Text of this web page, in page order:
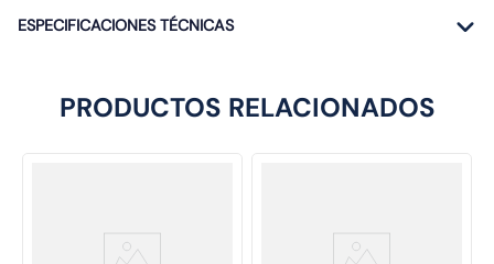
ESPECIFICACIONES TÉCNICAS
PRODUCTOS RELACIONADOS